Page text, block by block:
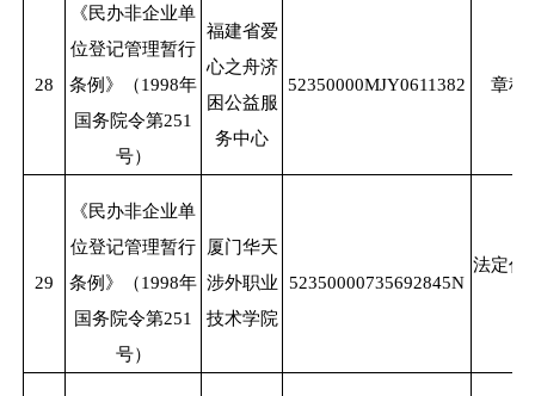
28
《民办非企业单
位登记管理暂行
条例》（1998年
国务院令第251
号）
福建省爱
心之舟济
困公益服
务中心
52350000MJY0611382 章程
29
《民办非企业单
位登记管理暂行
条例》（1998年
国务院令第251
号）
厦门华天
涉外职业
技术学院
52350000735692845N
法定代